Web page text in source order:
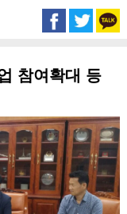
참여확대 등